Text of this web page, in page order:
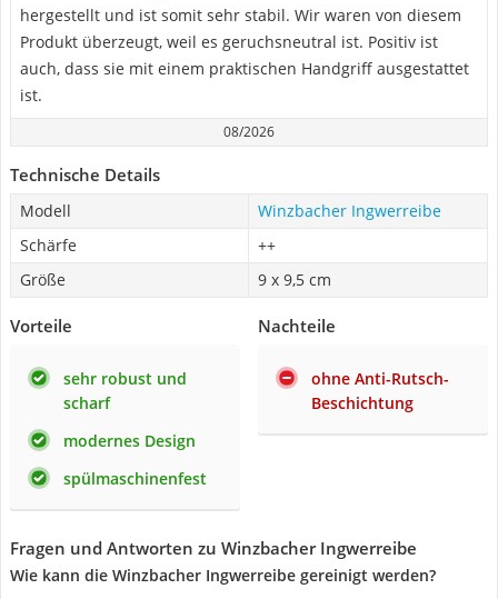
hergestellt und ist somit sehr stabil. Wir waren von diesem
Produkt überzeugt, weil es geruchsneutral ist. Positiv ist
auch, dass sie mit einem praktischen Handgriff ausgestattet
ist.
08/2026
Technische Details
Modell
Winzbacher Ingwerreibe
Schärfe
++
Größe
9 x 9,5 cm
Vorteile
sehr robust und
scharf
modernes Design
spülmaschinenfest
Nachteile
ohne Anti-Rutsch-
Beschichtung
Fragen und Antworten zu Winzbacher Ingwerreibe
Wie kann die Winzbacher Ingwerreibe gereinigt werden?